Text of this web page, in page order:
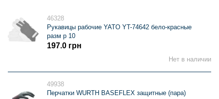
46328
Рукавицы рабочие YATO YT-74642 бело-красные
разм р 10
Нет в наличии
197.0 грн
49938
Перчатки WURTH BASEFLEX защитные (пара)